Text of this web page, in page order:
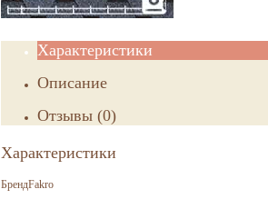
Характеристики
Описание
Отзывы (0)
Характеристики
БрендFakro